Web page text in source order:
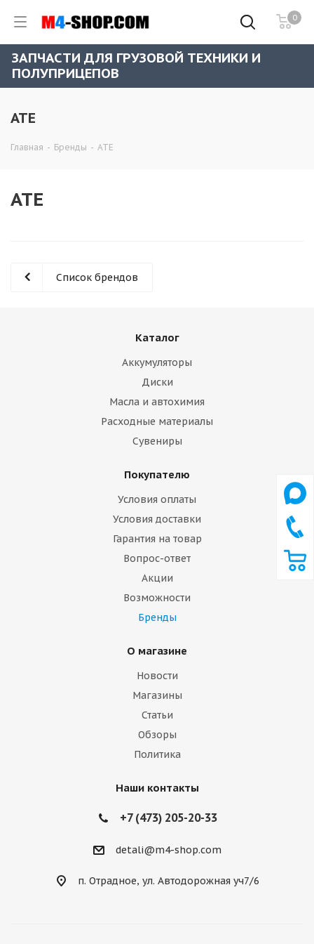
0
ЗАПЧАСТИ ДЛЯ ГРУЗОВОЙ ТЕХНИКИ И
ПОЛУПРИЦЕПОВ
ATE
Главная - Бренды - ATE
ATE
Список брендов
Каталог
Аккумуляторы
Диски
Масла и автохимия
Расходные материалы
Сувениры
Покупателю
Условия оплаты
Условия доставки
Гарантия на товар
Вопрос-ответ
Акции
Возможности
Бренды
О магазине
Новости
Магазины
Статьи
Обзоры
Политика
Наши контакты
+7 (473) 205-20-33
detali@m4-shop.com
п. Отрадное, ул. Автодорожная уч7/6